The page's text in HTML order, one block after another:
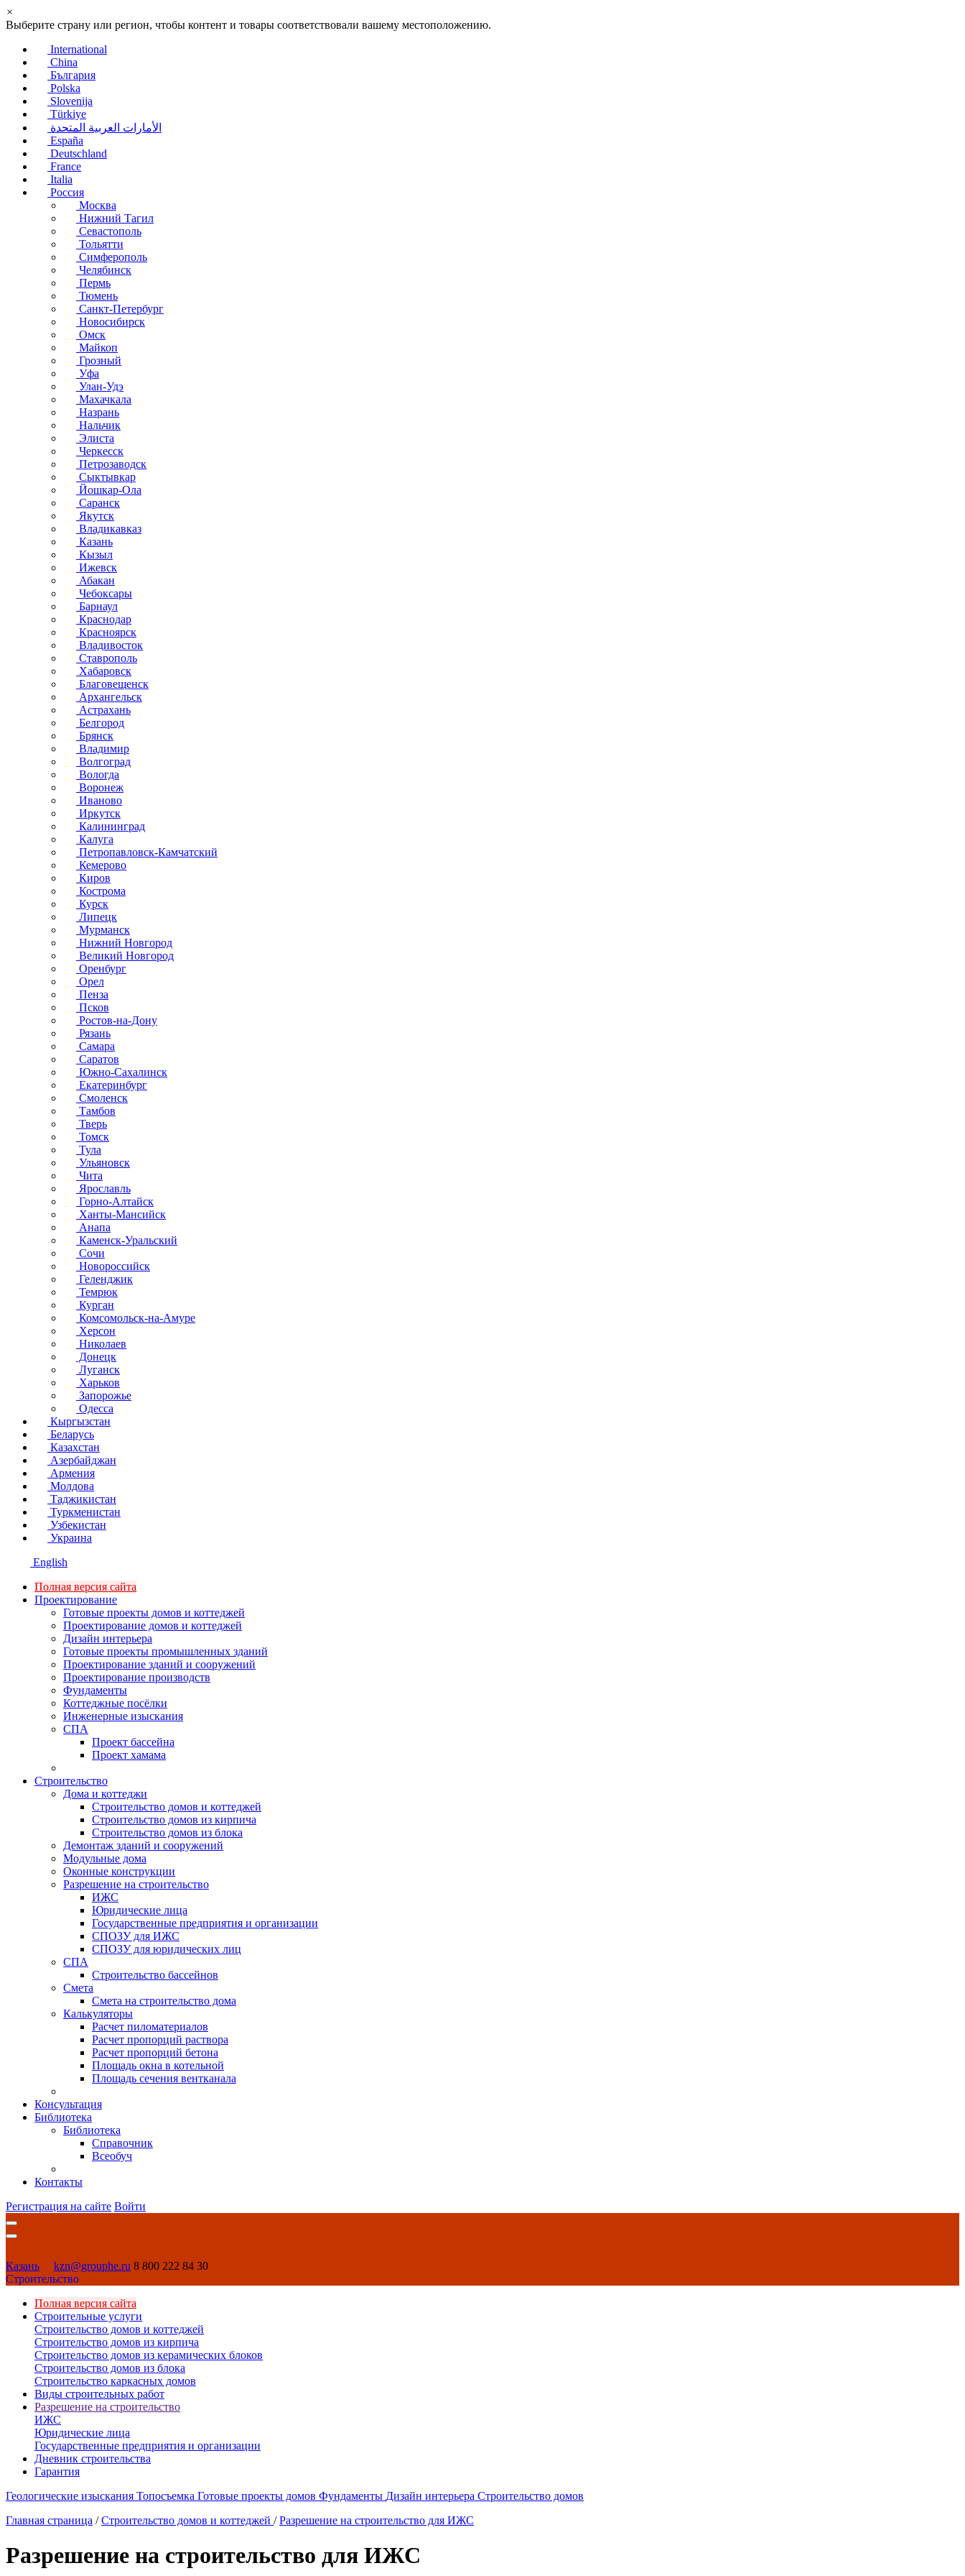
×
Выберите страну или регион, чтобы контент и товары соответствовали вашему местоположению.
International
China
България
Polska
Slovenija
Türkiye
الأمارات العربية المتحدة
España
Deutschland
France
Italia
Россия
Москва
Нижний Тагил
Севастополь
Тольятти
Симферополь
Челябинск
Пермь
Тюмень
Санкт-Петербург
Новосибирск
Омск
Майкоп
Грозный
Уфа
Улан-Удэ
Махачкала
Назрань
Нальчик
Элиста
Черкесск
Петрозаводск
Сыктывкар
Йошкар-Ола
Саранск
Якутск
Владикавказ
Казань
Кызыл
Ижевск
Абакан
Чебоксары
Барнаул
Краснодар
Красноярск
Владивосток
Ставрополь
Хабаровск
Благовещенск
Архангельск
Астрахань
Белгород
Брянск
Владимир
Волгоград
Вологда
Воронеж
Иваново
Иркутск
Калининград
Калуга
Петропавловск-Камчатский
Кемерово
Киров
Кострома
Курск
Липецк
Мурманск
Нижний Новгород
Великий Новгород
Оренбург
Орел
Пенза
Псков
Ростов-на-Дону
Рязань
Самара
Саратов
Южно-Сахалинск
Екатеринбург
Смоленск
Тамбов
Тверь
Томск
Тула
Ульяновск
Чита
Ярославль
Горно-Алтайск
Ханты-Мансийск
Анапа
Каменск-Уральский
Сочи
Новороссийск
Геленджик
Темрюк
Курган
Комсомольск-на-Амуре
Херсон
Николаев
Донецк
Луганск
Харьков
Запорожье
Одесса
Кыргызстан
Беларусь
Казахстан
Азербайджан
Армения
Молдова
Таджикистан
Туркменистан
Узбекистан
Украина
English
Полная версия сайта
Проектирование
Готовые проекты домов и коттеджей
Проектирование домов и коттеджей
Дизайн интерьера
Готовые проекты промышленных зданий
Проектирование зданий и сооружений
Проектирование производств
Фундаменты
Коттеджные посёлки
Инженерные изыскания
СПА
Проект бассейна
Проект хамама
Строительство
Дома и коттеджи
Строительство домов и коттеджей
Строительство домов из кирпича
Строительство домов из блока
Демонтаж зданий и сооружений
Модульные дома
Оконные конструкции
Разрешение на строительство
ИЖС
Юридические лица
Государственные предприятия и организации
СПОЗУ для ИЖС
СПОЗУ для юридических лиц
СПА
Строительство бассейнов
Смета
Смета на строительство дома
Калькуляторы
Расчет пиломатериалов
Расчет пропорций раствора
Расчет пропорций бетона
Площадь окна в котельной
Площадь сечения вентканала
Консультация
Библиотека
Библиотека
Справочник
Всеобуч
Контакты
Регистрация на сайте Войти
Казань kzn@grouphe.ru 8 800 222 84 30
Строительство
Полная версия сайта
Строительные услуги
Строительство домов и коттеджей
Строительство домов из кирпича
Строительство домов из керамических блоков
Строительство домов из блока
Строительство каркасных домов
Виды строительных работ
Разрешение на строительство
ИЖС
Юридические лица
Государственные предприятия и организации
Дневник строительства
Гарантия
Геологические изыскания Топосъемка Готовые проекты домов Фундаменты Дизайн интерьера Строительство домов
Главная страница / Строительство домов и коттеджей / Разрешение на строительство для ИЖС
Разрешение на строительство для ИЖС